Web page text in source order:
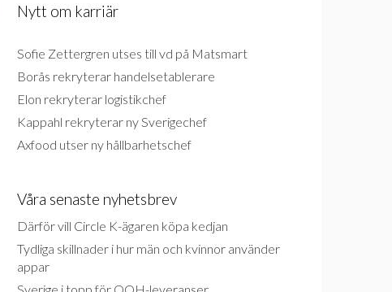
Nytt om karriär
Sofie Zettergren utses till vd på Matsmart
Borås rekryterar handelsetablerare
Elon rekryterar logistikchef
Kappahl rekryterar ny Sverigechef
Axfood utser ny hållbarhetschef
Våra senaste nyhetsbrev
Därför vill Circle K-ägaren köpa kedjan
Tydliga skillnader i hur män och kvinnor använder
appar
Sverige i topp för OOH-leveranser